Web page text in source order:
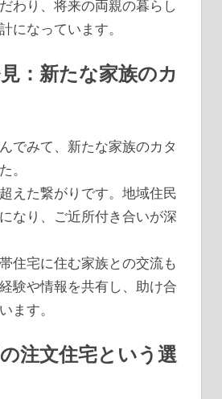
わり、将来の両親の暮らし
になっています。
：新たな家族のカ
でみて、新たな家族のカタ
。
えた繋がりです。地域住民
なり、ご近所付き合いが深
住宅に住む家族との交流も
験や情報を共有し、助け合
ます。
注文住宅という選